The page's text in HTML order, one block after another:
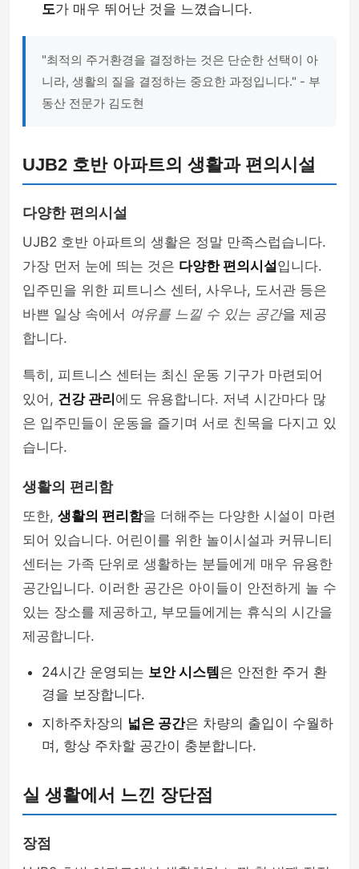
도가 매우 뛰어난 것을 느꼈습니다.
"최적의 주거환경을 결정하는 것은 단순한 선택이 아
니라, 생활의 질을 결정하는 중요한 과정입니다." - 부
동산 전문가 김도현
UJB2 호반 아파트의 생활과 편의시설
다양한 편의시설
UJB2 호반 아파트의 생활은 정말 만족스럽습니다.
가장 먼저 눈에 띄는 것은 다양한 편의시설입니다.
입주민을 위한 피트니스 센터, 사우나, 도서관 등은
바쁜 일상 속에서 여유를 느낄 수 있는 공간을 제공
합니다.
특히, 피트니스 센터는 최신 운동 기구가 마련되어
있어, 건강 관리 에도 유용합니다. 저녁 시간마다 많
은 입주민들이 운동을 즐기며 서로 친목을 다지고 있
습니다.
생활의 편리함
또한, 생활의 편리함을 더해주는 다양한 시설이 마련
되어 있습니다. 어린이를 위한 놀이시설과 커뮤니티
센터는 가족 단위로 생활하는 분들에게 매우 유용한
공간입니다. 이러한 공간은 아이들이 안전하게 놀 수
있는 장소를 제공하고, 부모들에게는 휴식의 시간을
제공합니다.
24시간 운영되는 보안 시스템 은 안전한 주거 환
경을 보장합니다.
지하주차장의 넓은 공간은 차량의 출입이 수월하
며, 항상 주차할 공간이 충분합니다.
실 생활에서 느낀 장단점
장점